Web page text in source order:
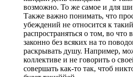
возможно. То же самое и для
Также важно понимать, что
убеждений не относится к
распространяться о том, во что
законно без всяких на то
раскрывать душу. Например,
коллективе и не говорить о
совершать как-то так, чтоб